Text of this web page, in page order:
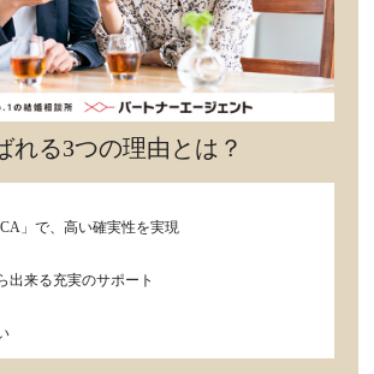
れる3つの理由とは？
」で、高い確実性を実現
出来る充実のサポート